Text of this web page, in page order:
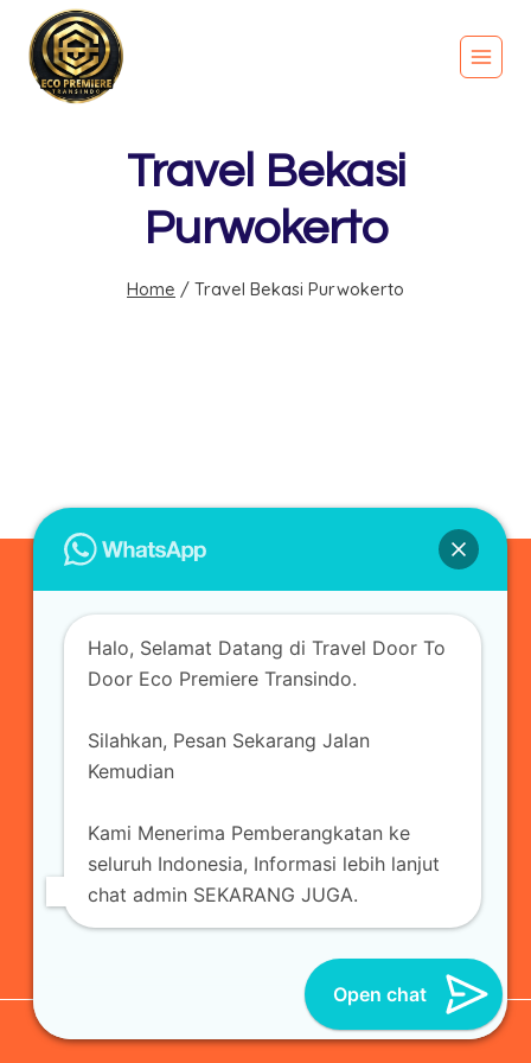
Travel Bekasi
Purwokerto
Home / Travel Bekasi Purwokerto
admin@ecopremieretransindo.com
Home
Travel
Kirim Paket Blog Travel Kontak
© 2026 Eco Premiere Transindo | All Reserved
Halo, Selamat Datang di Travel Door To
Door Eco Premiere Transindo.
Silahkan, Pesan Sekarang Jalan
Kemudian
Kami Menerima Pemberangkatan ke
seluruh Indonesia, Informasi lebih lanjut
chat admin SEKARANG JUGA.
Open chat